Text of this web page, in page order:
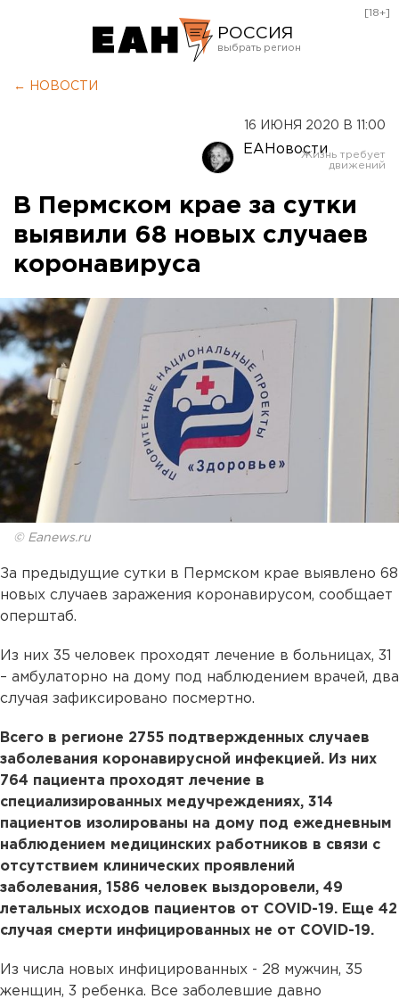
РОССИЯ
Оренбург
[18+]
← НОВОСТИ
16 ИЮНЯ 2020 В 11:00
ЕАНовости
В Пермском крае за сутки
выявили 68 новых случаев
коронавируса
© Eanews.ru
За предыдущие сутки в Пермском крае выявлено 68
новых случаев заражения коронавирусом, сообщает
оперштаб.
Из них 35 человек проходят лечение в больницах, 31
– амбулаторно на дому под наблюдением врачей, два
случая зафиксировано посмертно.
Всего в регионе 2755 подтвержденных случаев
заболевания коронавирусной инфекцией. Из них
764 пациента проходят лечение в
специализированных медучреждениях, 314
пациентов изолированы на дому под ежедневным
наблюдением медицинских работников в связи с
отсутствием клинических проявлений
заболевания, 1586 человек выздоровели, 49
летальных исходов пациентов от COVID-19. Еще 42
случая смерти инфицированных не от COVID-19.
Из числа новых инфицированных - 28 мужчин, 35
женщин, 3 ребенка. Все заболевшие давно